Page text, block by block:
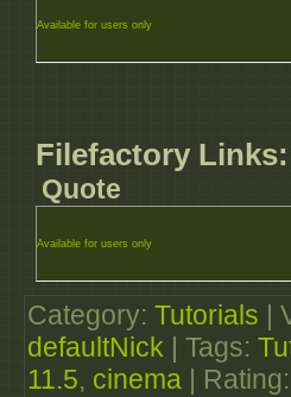
Available for users only
Filefactory Links:
Quote
Available for users only
Category: Tutorials
defaultNick
Tags:
11.5, cinema Rating